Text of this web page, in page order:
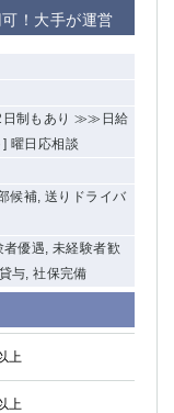
！大手が運営
日制もあり ≫≫日給
曜日応相談
候補, 送りドライバ
優遇, 未経験者歓
与, 社保完備
上
上